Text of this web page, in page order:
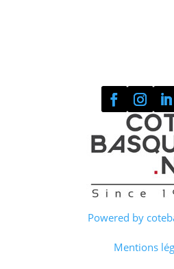
Powered by
Mentions